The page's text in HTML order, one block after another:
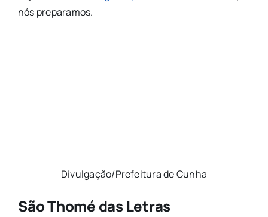
nós preparamos.
Divulgação/Prefeitura de Cunha
São Thomé das Letras